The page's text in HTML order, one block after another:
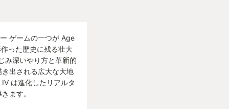
ゲームの一つが Age
った歴史に残る壮大
み深いやり方と革新的
出される広大な大地
は進化したリアルタ
ます。